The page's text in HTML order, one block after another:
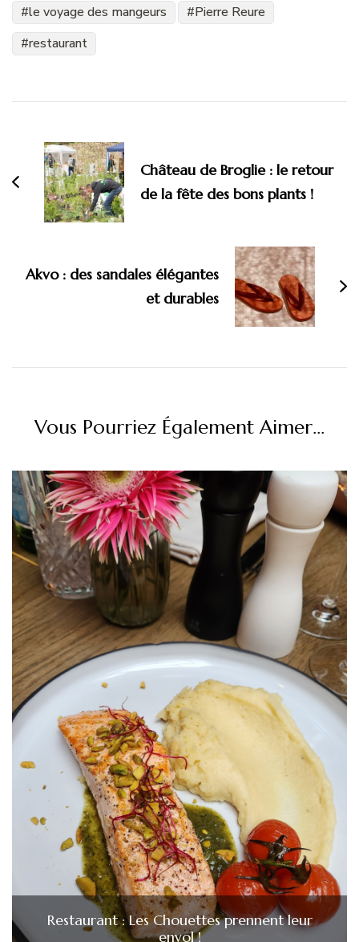
le voyage des mangeurs
Pierre Reure
restaurant
d'article
Château de Broglie : le retour
de la fête des bons plants !
Akvo : des sandales élégantes
et durables
Vous Pourriez Également Aimer...
Restaurant : Les Chouettes prennent leur
envol !